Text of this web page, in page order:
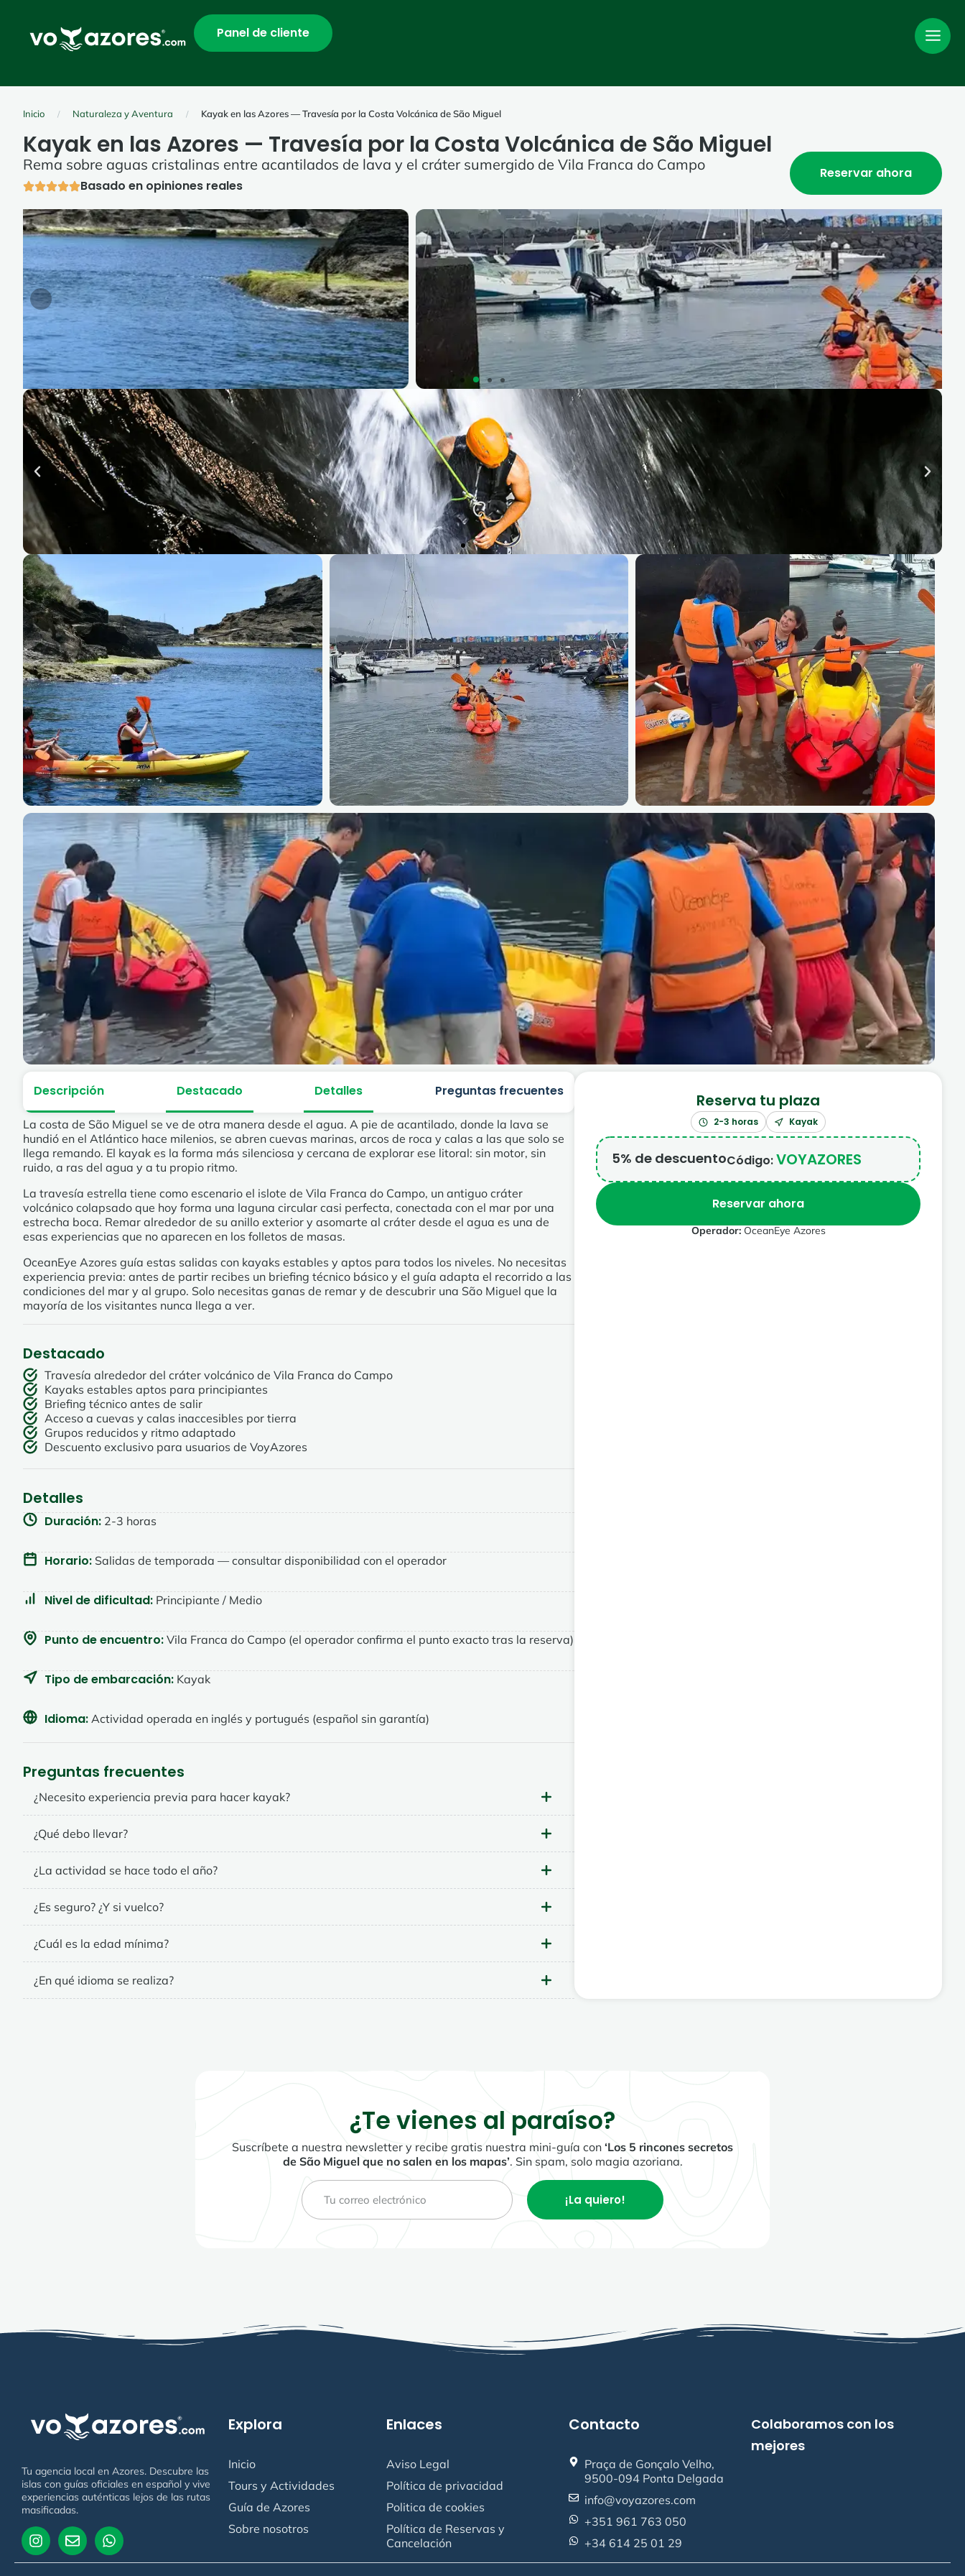
Panel de cliente
Inicio / Naturaleza y Aventura / Kayak en las Azores — Travesía por la Costa Volcánica de São Miguel
Kayak en las Azores — Travesía por la Costa Volcánica de São Miguel
Rema sobre aguas cristalinas entre acantilados de lava y el cráter sumergido de Vila Franca do Campo
Basado en opiniones reales
Reservar ahora
Descripción Destacado Detalles Preguntas frecuentes
La costa de São Miguel se ve de otra manera desde el agua. A pie de acantilado, donde la lava se
hundió en el Atlántico hace milenios, se abren cuevas marinas, arcos de roca y calas a las que solo se
llega remando. El kayak es la forma más silenciosa y cercana de explorar ese litoral: sin motor, sin
ruido, a ras del agua y a tu propio ritmo.
La travesía estrella tiene como escenario el islote de Vila Franca do Campo, un antiguo cráter
volcánico colapsado que hoy forma una laguna circular casi perfecta, conectada con el mar por una
estrecha boca. Remar alrededor de su anillo exterior y asomarte al cráter desde el agua es una de
esas experiencias que no aparecen en los folletos de masas.
OceanEye Azores guía estas salidas con kayaks estables y aptos para todos los niveles. No necesitas
experiencia previa: antes de partir recibes un briefing técnico básico y el guía adapta el recorrido a las
condiciones del mar y al grupo. Solo necesitas ganas de remar y de descubrir una São Miguel que la
mayoría de los visitantes nunca llega a ver.
Destacado
Travesía alrededor del cráter volcánico de Vila Franca do Campo
Kayaks estables aptos para principiantes
Briefing técnico antes de salir
Acceso a cuevas y calas inaccesibles por tierra
Grupos reducidos y ritmo adaptado
Descuento exclusivo para usuarios de VoyAzores
Detalles
Duración: 2-3 horas
Horario: Salidas de temporada — consultar disponibilidad con el operador
Nivel de dificultad: Principiante / Medio
Punto de encuentro: Vila Franca do Campo (el operador confirma el punto exacto tras la reserva)
Tipo de embarcación: Kayak
Idioma: Actividad operada en inglés y portugués (español sin garantía)
Preguntas frecuentes
¿Necesito experiencia previa para hacer kayak?
¿Qué debo llevar?
¿La actividad se hace todo el año?
¿Es seguro? ¿Y si vuelco?
¿Cuál es la edad mínima?
¿En qué idioma se realiza?
Reserva tu plaza
2-3 horas Kayak
5% de descuentoCódigo:VOYAZORES
Reservar ahora
Operador: OceanEye Azores
¿Te vienes al paraíso?
Suscríbete a nuestra newsletter y recibe gratis nuestra mini-guía con ‘Los 5 rincones secretos
de São Miguel que no salen en los mapas’. Sin spam, solo magia azoriana.
¡La quiero!
Tu agencia local en Azores. Descubre las
islas con guías oficiales en español y vive
experiencias auténticas lejos de las rutas
masificadas.
Explora
Inicio
Tours y Actividades
Guía de Azores
Sobre nosotros
Enlaces
Aviso Legal
Política de privacidad
Politica de cookies
Política de Reservas y
Cancelación
Contacto
Praça de Gonçalo Velho,
9500-094 Ponta Delgada
info@voyazores.com
+351 961 763 050
+34 614 25 01 29
Colaboramos con los
mejores